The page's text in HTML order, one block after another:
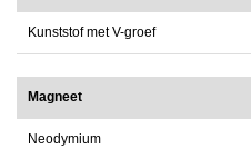
Kunststof met V-groef
Magneet
Neodymium